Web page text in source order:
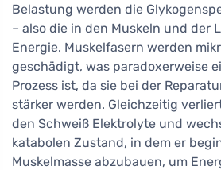
Belastung werden die
– also die in den Muskeln und der
Energie. Muskelfasern werden
geschädigt, was paradoxerweise
Prozess ist, da sie bei der
stärker werden. Gleichzeitig
den Schweiß Elektrolyte und
katabolen Zustand, in dem er
Muskelmasse abzubauen, um